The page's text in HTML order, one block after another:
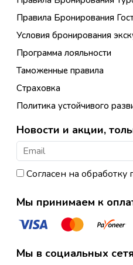
Правила Бронирования
Условия бронирования
Программа лояльности
Таможенные правила
Страховка
Политика устойчивого
Новости и акции,
Согласен на
Мы принимаем к
Мы в социальных